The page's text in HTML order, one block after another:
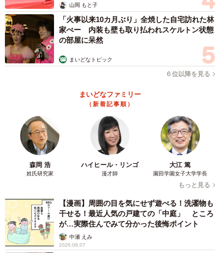
山岡 もと子
「火事以来10カ月ぶり」全焼した自宅訪れた林
家ぺー 内装も壁も取り払われスケルトン状態
の部屋に呆然
まいどなトピック
６位以降を見る
まいどなファミリー
（新着記事順）
森岡 浩
姓氏研究家
ハイヒール・リンゴ
漫才師
大江 篤
園田学園女子大学学長
もっと見る
【漫画】周囲の目を気にせず遊べる！洗濯物も
干せる！最近人気の戸建ての「中庭」 ところ
が…実際住んでみて分かった後悔ポイント
中瀬 えみ
2026.08.07